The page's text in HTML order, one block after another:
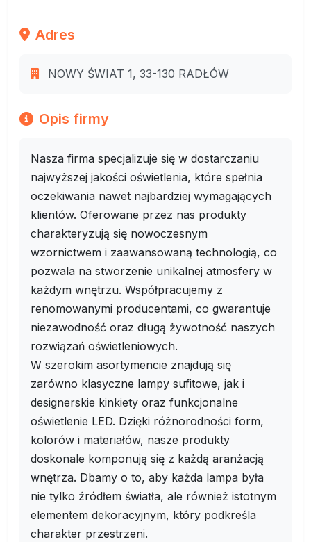
Adres
NOWY ŚWIAT 1, 33-130 RADŁÓW
Opis firmy
Nasza firma specjalizuje się w dostarczaniu
najwyższej jakości oświetlenia, które spełnia
oczekiwania nawet najbardziej wymagających
klientów. Oferowane przez nas produkty
charakteryzują się nowoczesnym
wzornictwem i zaawansowaną technologią, co
pozwala na stworzenie unikalnej atmosfery w
każdym wnętrzu. Współpracujemy z
renomowanymi producentami, co gwarantuje
niezawodność oraz długą żywotność naszych
rozwiązań oświetleniowych.
W szerokim asortymencie znajdują się
zarówno klasyczne lampy sufitowe, jak i
designerskie kinkiety oraz funkcjonalne
oświetlenie LED. Dzięki różnorodności form,
kolorów i materiałów, nasze produkty
doskonale komponują się z każdą aranżacją
wnętrza. Dbamy o to, aby każda lampa była
nie tylko źródłem światła, ale również istotnym
elementem dekoracyjnym, który podkreśla
charakter przestrzeni.